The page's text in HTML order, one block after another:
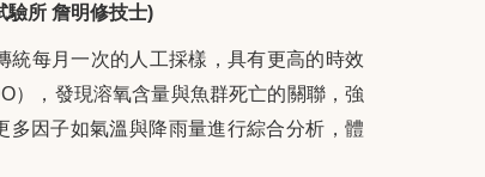
驗所 詹明修技士)
統每月一次的人工採樣，具有更高的時效
），發現溶氧含量與魚群死亡的關聯，強
因子如氣溫與降雨量進行綜合分析，體